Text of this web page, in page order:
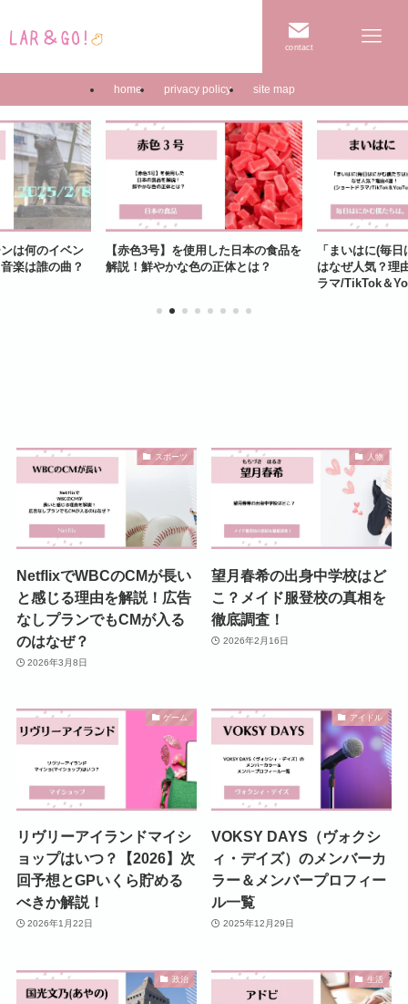
contact
home privacy policy site map
は何のイベン
楽は誰の曲？
【赤色3号】を使用した日本の食品を
解説！鮮やかな色の正体とは？
「まいはに(毎
はなぜ人気？理
ラマ/TikTok＆
スポーツ
NetflixでWBCのCMが長い
と感じる理由を解説！広告
なしプランでもCMが入る
のはなぜ？
2026年3月8日
人物
望月春希の出身中学校はど
こ？メイド服登校の真相を
徹底調査！
2026年2月16日
ゲーム
リヴリーアイランドマイシ
ョップはいつ？【2026】次
回予想とGPいくら貯める
べきか解説！
2026年1月22日
アイドル
VOKSY DAYS（ヴォクシ
ィ・デイズ）のメンバーカ
ラー＆メンバープロフィー
ル一覧
2025年12月29日
政治 生活